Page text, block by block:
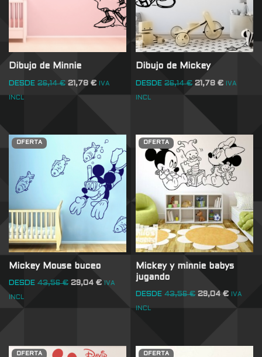
Dibujo de Minnie
DESDE 26,14€ 21,78 € IVA
INCL
Dibujo de Mickey
DESDE 26,14€ 21,78€ IVA
INCL
OFERTA
Mickey Mouse buceo
DESDE 43,56€ 29,04 € IVA
INCL
OFERTA
Mickey y minnie babys
jugando
DESDE 43,56€ 29,04€ IVA
INCL
OFERTA OFERTA